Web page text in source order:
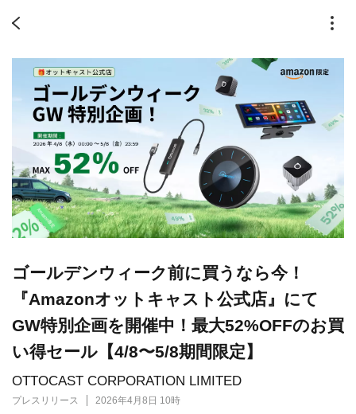
OTTOCAST CORPORATION LIMITED
プレスリリース 2026年4月8日 10時
ゴールデンウィーク前に買うなら今！
『Amazonオットキャスト公式店』にて
GW特別企画を開催中！最大52%OFFのお買
い得セール【4/8〜5/8期間限定】